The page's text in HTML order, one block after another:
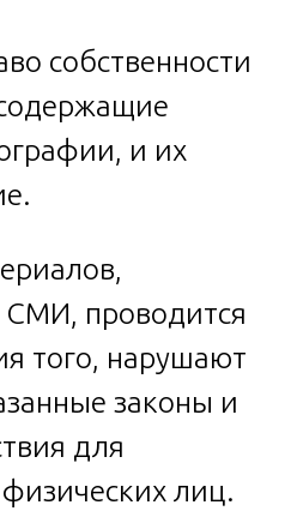
собственности
и их
проводится
того, нарушают
законы и
для
лиц.